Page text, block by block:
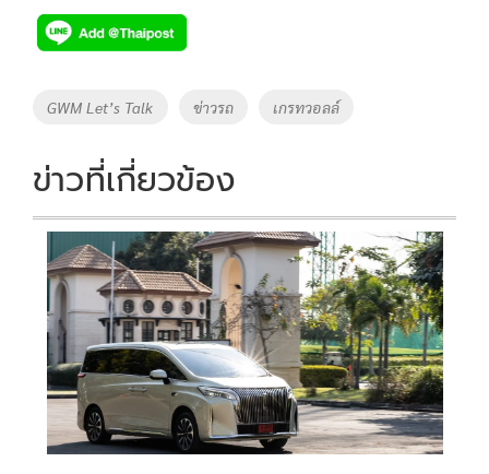
e
b
o
k
tt
er
p
y
k
Tags
GWM Let’s Talk ข่าวรถ เกรทวอลล์
ข่าวที่เกี่ยวข้อง